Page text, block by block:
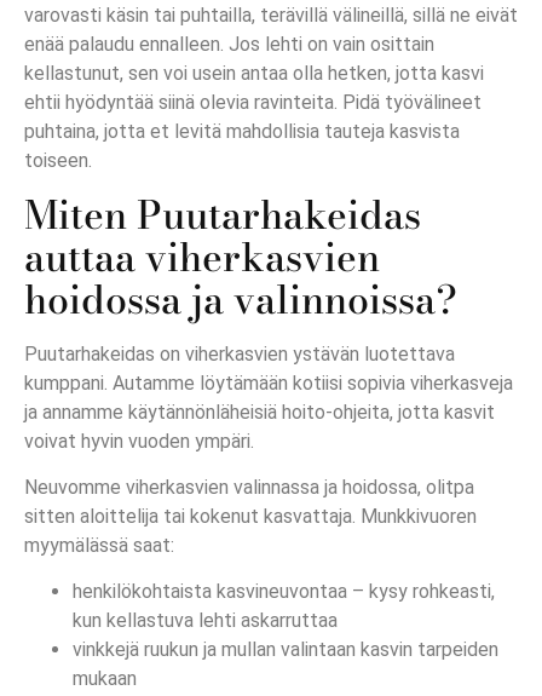
varovasti käsin tai puhtailla, terävillä välineillä, sillä ne eivät
enää palaudu ennalleen. Jos lehti on vain osittain
kellastunut, sen voi usein antaa olla hetken, jotta kasvi
ehtii hyödyntää siinä olevia ravinteita. Pidä työvälineet
puhtaina, jotta et levitä mahdollisia tauteja kasvista
toiseen.
Miten Puutarhakeidas
auttaa viherkasvien
hoidossa ja valinnoissa?
Puutarhakeidas on viherkasvien ystävän luotettava
kumppani. Autamme löytämään kotiisi sopivia viherkasveja
ja annamme käytännönläheisiä hoito-ohjeita, jotta kasvit
voivat hyvin vuoden ympäri.
Neuvomme viherkasvien valinnassa ja hoidossa, olitpa
sitten aloittelija tai kokenut kasvattaja. Munkkivuoren
myymälässä saat:
henkilökohtaista kasvineuvontaa – kysy rohkeasti,
kun kellastuva lehti askarruttaa
vinkkejä ruukun ja mullan valintaan kasvin tarpeiden
mukaan